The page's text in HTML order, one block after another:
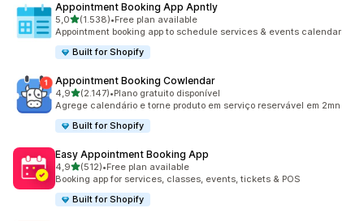
Appointment Booking App Apntly
5,0de 5 estrelas
(1.538)
1538 total de avaliações
•Free plan available
Appointment booking app to schedule services & events calendar
Built for Shopify
Appointment Booking Cowlendar
4,9de 5 estrelas
(2.147)
2147 total de avaliações
•Plano gratuito disponível
Agrege calendário e torne produto em serviço reservável em 2mn
Built for Shopify
Easy Appointment Booking App
4,9de 5 estrelas
(512)
512 total de avaliações
•Free plan available
Booking app for services, classes, events, tickets & POS
Built for Shopify